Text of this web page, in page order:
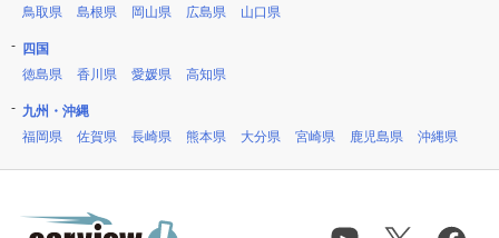
鳥取県
島根県 岡山県 広島県 山口県
四国
徳島県
香川県 愛媛県 高知県
九州・沖縄
福岡県
佐賀県 長崎県 熊本県 大分県 宮崎県 鹿児島県 沖縄県